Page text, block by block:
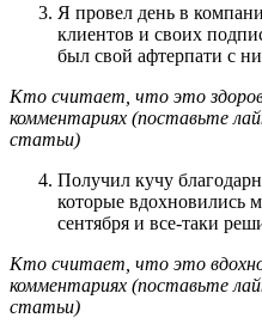
Я провел день в
клиентов и своих
был свой афтерпати с
Кто считает, что это
комментариях (поставьте
статьи)
Получил кучу
которые вдохновились
сентября и все-таки
Кто считает, что это
комментариях (поставьте
статьи)